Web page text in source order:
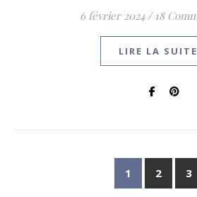
6 février 2024 / 18
LIRE LA SUITE
1 2 3